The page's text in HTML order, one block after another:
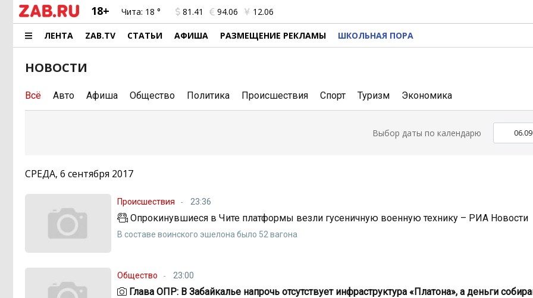
18+ Чита: 18 ° 81.41 94.06 12.06
ЛЕНТА ZAB.TV СТАТЬИ АФИША РАЗМЕЩЕНИЕ РЕКЛАМЫ ШКОЛЬНАЯ ПОРА
НОВОСТИ
Всё Авто Афиша Общество Политика Происшествия Спорт Туризм Экономика
Выбор даты по календарю
СРЕДА, 6 сентября 2017
Происшествия 23:36
Опрокинувшиеся в Чите платформы везли гусеничную военную технику – РИА Новости
В составе воинского эшелона было 52 вагона
Общество 23:00
Глава ОПР: В Забайкалье напрочь отсутствует инфраструктура «Платона», а деньги